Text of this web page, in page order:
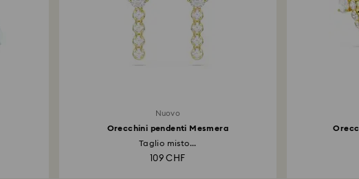
Nuovo
Orecchini pendenti Mesmera
Taglio misto...
109 CHF